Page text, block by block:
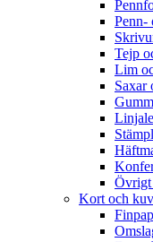
Penn-
Tejp
Lim
Saxar
Övrigt
Kort och